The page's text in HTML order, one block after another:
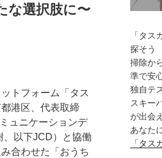
な選択肢に〜
トフォーム「タス
港区、代表取締
ュニケーションデ
、以下JCD）と協働
合わせた「おうち
「タス
探そう
掃除か
準で安
独自テ
スキー
が出会
あなた
「タス